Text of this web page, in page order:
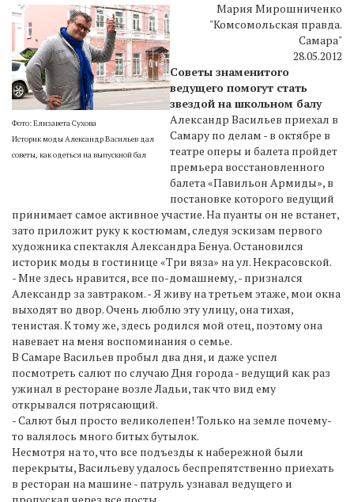
Фото: Елизавета Сухова
Историк моды Александр Васильев дал
советы, как одеться на выпускной бал
Мария Мирошниченко
"Комсомольская правда.
Самара"
28.05.2012
Советы знаменитого
ведущего помогут стать
звездой на школьном балу
Александр Васильев приехал в
Самару по делам - в октябре в
театре оперы и балета пройдет
премьера восстановленного
балета «Павильон Армиды», в
постановке которого ведущий
принимает самое активное участие. На пуанты он не встанет,
зато приложит руку к костюмам, следуя эскизам первого
художника спектакля Александра Бенуа. Остановился
историк моды в гостинице «Три вяза» на ул. Некрасовской.
- Мне здесь нравится, все по-домашнему, - признался
Александр за завтраком. - Я живу на третьем этаже, мои окна
выходят во двор. Очень люблю эту улицу, она тихая,
тенистая. К тому же, здесь родился мой отец, поэтому она
навевает на меня воспоминания о семье.
В Самаре Васильев пробыл два дня, и даже успел
посмотреть салют по случаю Дня города - ведущий как раз
ужинал в ресторане возле Ладьи, так что вид ему
открывался потрясающий.
- Салют был просто великолепен! Только на земле почему-
то валялось много битых бутылок.
Несмотря на то, что все подъезды к набережной были
перекрыты, Васильеву удалось беспрепятственно приехать
в ресторан на машине - патруль узнавал ведущего и